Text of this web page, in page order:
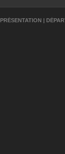
PRÉSENTATION |